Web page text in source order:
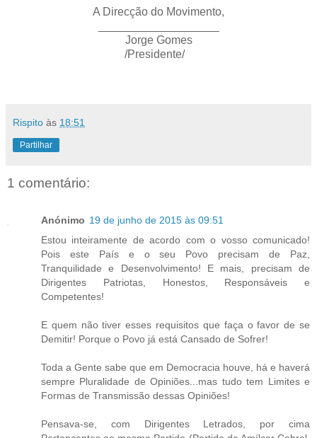
A Direcção do Movimento,
Jorge Gomes
/Presidente/
Rispito às 18:51
Partilhar
1 comentário:
Anónimo 19 de junho de 2015 às 09:51
Estou inteiramente de acordo com o vosso comunicado!
Pois este País e o seu Povo precisam de Paz,
Tranquilidade e Desenvolvimento! E mais, precisam de
Dirigentes Patriotas, Honestos, Responsáveis e
Competentes!
E quem não tiver esses requisitos que faça o favor de se
Demitir! Porque o Povo já está Cansado de Sofrer!
Toda a Gente sabe que em Democracia houve, há e haverá
sempre Pluralidade de Opiniões...mas tudo tem Limites e
Formas de Transmissão dessas Opiniões!
Pensava-se, com Dirigentes Letrados, por cima